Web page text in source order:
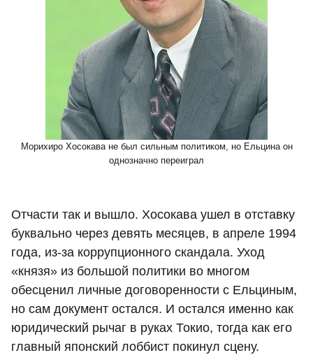
Морихиро Хосокава не был сильным политиком, но Ельцина он
однозначно переиграл
Отчасти так и вышло. Хосокава ушел в отставку
буквально через девять месяцев, в апреле 1994
года, из-за коррупционного скандала. Уход
«князя» из большой политики во многом
обесценил личные договоренности с Ельциным,
но сам документ остался. И остался именно как
юридический рычаг в руках Токио, тогда как его
главный японский лоббист покинул сцену.